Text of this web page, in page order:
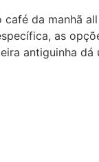
da manhã
as
antiguinha dá